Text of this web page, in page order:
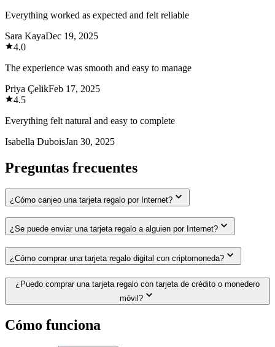
Everything worked as expected and felt reliable
Sara KayaDec 19, 2025
4.0
The experience was smooth and easy to manage
Priya ÇelikFeb 17, 2025
4.5
Everything felt natural and easy to complete
Isabella DuboisJan 30, 2025
Preguntas frecuentes
¿Cómo canjeo una tarjeta regalo por Internet?
¿Se puede enviar una tarjeta regalo a alguien por Internet?
¿Cómo comprar una tarjeta regalo digital con criptomoneda?
¿Puedo comprar una tarjeta regalo con tarjeta de crédito o monedero
móvil?
Cómo funciona